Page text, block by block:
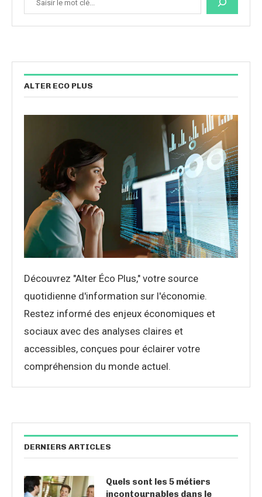
ALTER ECO PLUS
Découvrez "Alter Éco Plus," votre source
quotidienne d'information sur l'économie.
Restez informé des enjeux économiques et
sociaux avec des analyses claires et
accessibles, conçues pour éclairer votre
compréhension du monde actuel.
DERNIERS ARTICLES
Quels sont les 5 métiers
incontournables dans le